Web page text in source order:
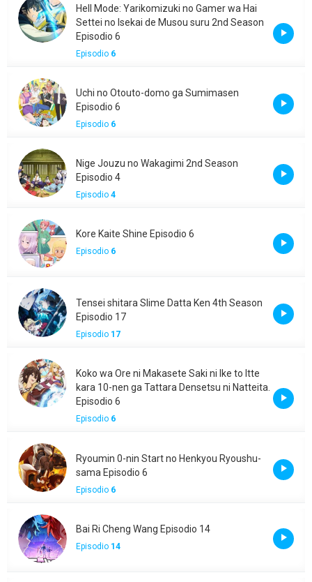
Hell Mode: Yarikomizuki no Gamer wa Hai
Settei no Isekai de Musou suru 2nd Season
Episodio 6
Episodio 6
Uchi no Otouto-domo ga Sumimasen
Episodio 6
Episodio 6
Nige Jouzu no Wakagimi 2nd Season
Episodio 4
Episodio4
Kore Kaite Shine Episodio 6
Episodio 6
Tensei shitara Slime Datta Ken 4th Season
Episodio 17
Episodio 17
Koko wa Ore ni Makasete Saki ni Ike to Itte
kara 10-nen ga Tattara Densetsu ni Natteita.
Episodio 6
Episodio 6
Ryoumin 0-nin Start no Henkyou Ryoushu-
sama Episodio 6
Episodio 6
Bai Ri Cheng Wang Episodio 14
Episodio 14